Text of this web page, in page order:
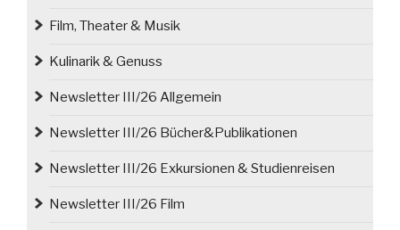
Film, Theater & Musik
Kulinarik & Genuss
Newsletter III/26 Allgemein
Newsletter III/26 Bücher&Publikationen
Newsletter III/26 Exkursionen & Studienreisen
Newsletter III/26 Film